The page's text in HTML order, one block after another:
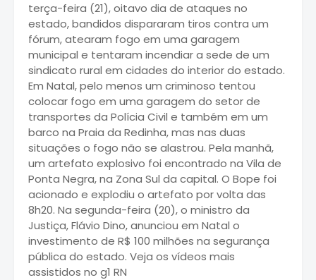
terça-feira (21), oitavo dia de ataques no
estado, bandidos dispararam tiros contra um
fórum, atearam fogo em uma garagem
municipal e tentaram incendiar a sede de um
sindicato rural em cidades do interior do estado.
Em Natal, pelo menos um criminoso tentou
colocar fogo em uma garagem do setor de
transportes da Polícia Civil e também em um
barco na Praia da Redinha, mas nas duas
situações o fogo não se alastrou. Pela manhã,
um artefato explosivo foi encontrado na Vila de
Ponta Negra, na Zona Sul da capital. O Bope foi
acionado e explodiu o artefato por volta das
8h20. Na segunda-feira (20), o ministro da
Justiça, Flávio Dino, anunciou em Natal o
investimento de R$ 100 milhões na segurança
pública do estado. Veja os vídeos mais
assistidos no g1 RN